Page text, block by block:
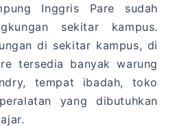
Inggris Pare sudah
sekitar kampus.
di sekitar kampus, di
tersedia banyak warung
tempat ibadah, toko
yang dibutuhkan